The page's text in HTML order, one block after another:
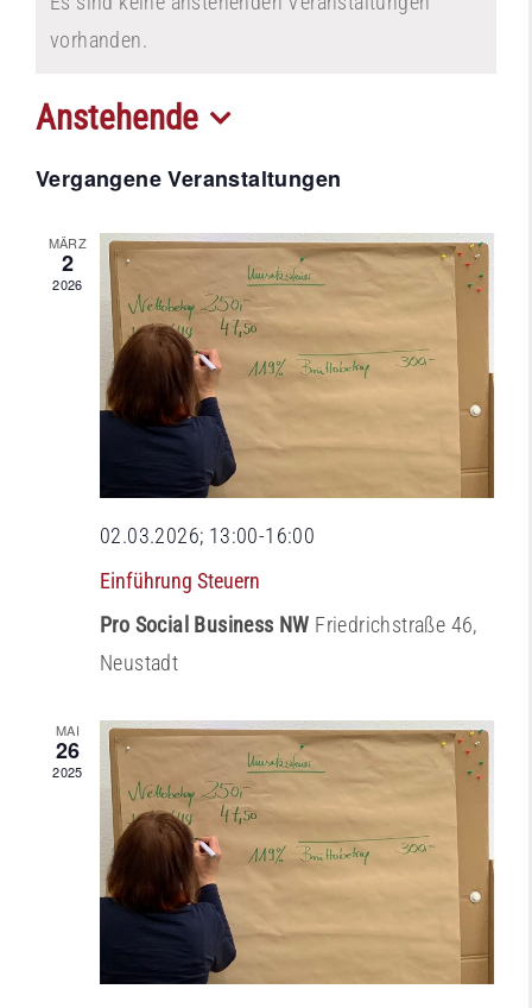
vorhanden.
Anstehende
wählen.
Vergangene Veranstaltungen
MÄRZ
2
2026
02.03.2026; 13:00-16:00
Einführung Steuern
Pro Social Business NW Friedrichstraße 46,
Neustadt
MAI
26
2025